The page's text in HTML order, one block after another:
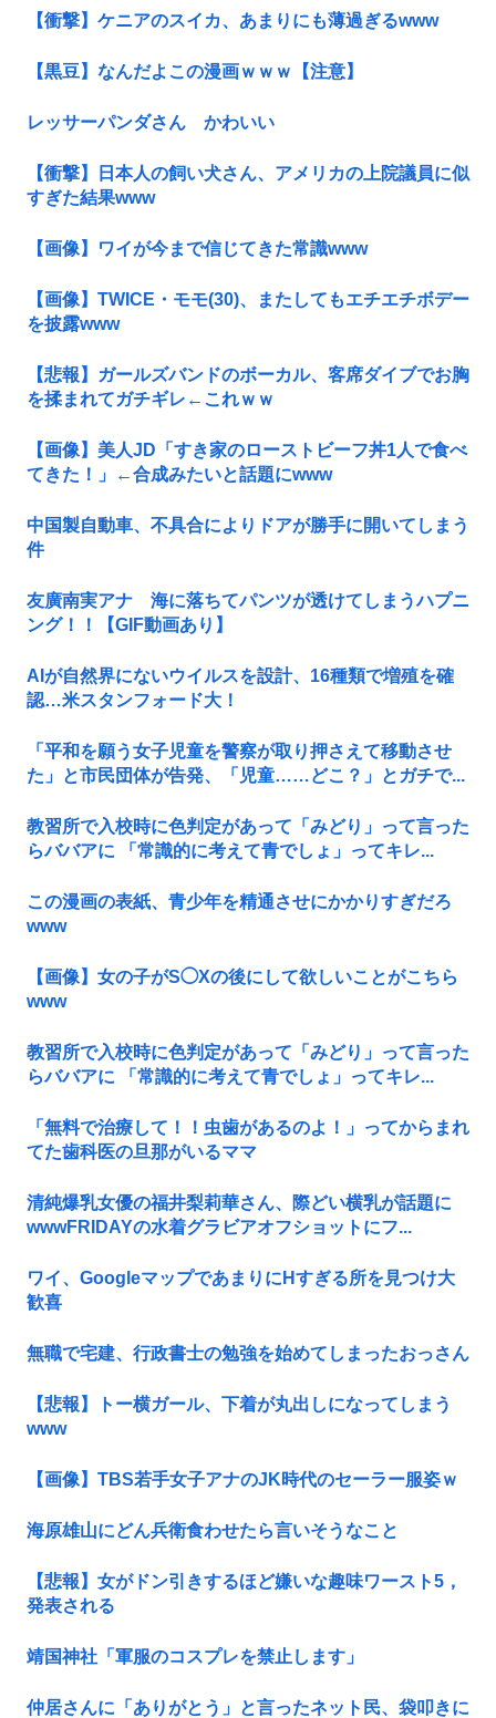
【衝撃】ケニアのスイカ、あまりにも薄過ぎるwww
【黒豆】なんだよこの漫画ｗｗｗ【注意】
レッサーパンダさん かわいい
【衝撃】日本人の飼い犬さん、アメリカの上院議員に似
すぎた結果www
【画像】ワイが今まで信じてきた常識www
【画像】TWICE・モモ(30)、またしてもエチエチボデー
を披露www
【悲報】ガールズバンドのボーカル、客席ダイブでお胸
を揉まれてガチギレ←これｗｗ
【画像】美人JD「すき家のローストビーフ丼1人で食べ
てきた！」←合成みたいと話題にwww
中国製自動車、不具合によりドアが勝手に開いてしまう
件
友廣南実アナ 海に落ちてパンツが透けてしまうハプニ
ング！！【GIF動画あり】
AIが自然界にないウイルスを設計、16種類で増殖を確
認…米スタンフォード大！
「平和を願う女子児童を警察が取り押さえて移動させ
た」と市民団体が告発、「児童……どこ？」とガチで...
教習所で入校時に色判定があって「みどり」って言った
らババアに 「常識的に考えて青でしょ」ってキレ...
この漫画の表紙、青少年を精通させにかかりすぎだろ
www
【画像】女の子がS◯Xの後にして欲しいことがこちら
www
教習所で入校時に色判定があって「みどり」って言った
らババアに 「常識的に考えて青でしょ」ってキレ...
「無料で治療して！！虫歯があるのよ！」ってからまれ
てた歯科医の旦那がいるママ
清純爆乳女優の福井梨莉華さん、際どい横乳が話題に
wwwFRIDAYの水着グラビアオフショットにフ...
ワイ、GoogleマップであまりにΗすぎる所を見つけ大
歓喜
無職で宅建、行政書士の勉強を始めてしまったおっさん
【悲報】トー横ガール、下着が丸出しになってしまう
www
【画像】TBS若手女子アナのJK時代のセーラー服姿ｗ
海原雄山にどん兵衛食わせたら言いそうなこと
【悲報】女がドン引きするほど嫌いな趣味ワースト5，
発表される
靖国神社「軍服のコスプレを禁止します」
仲居さんに「ありがとう」と言ったネット民、袋叩きに